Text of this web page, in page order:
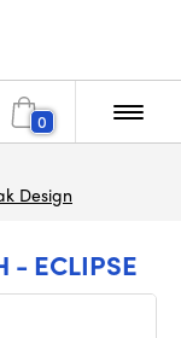
0
Design
- ECLIPSE